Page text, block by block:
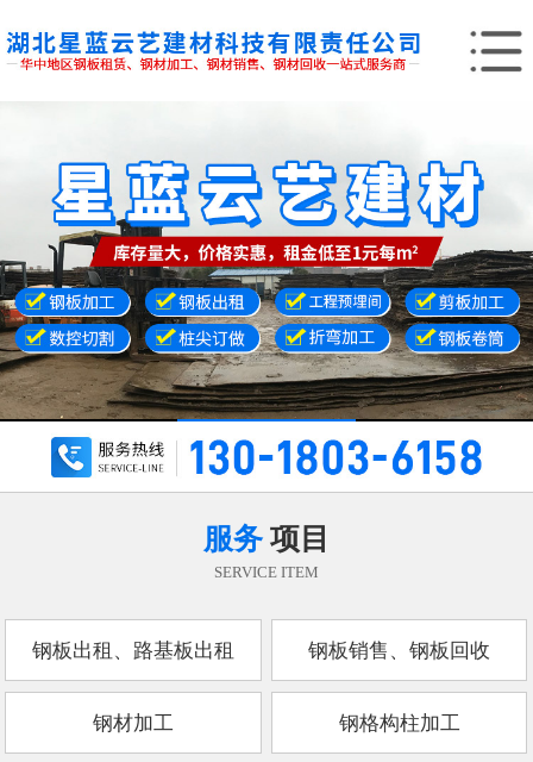
服务项目
SERVICE ITEM
钢板出租、路基板出租 钢板销售、钢板回收
钢材加工 钢格构柱加工